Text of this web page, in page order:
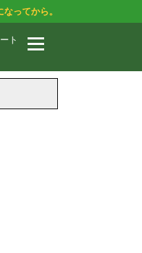
ってから。
ト